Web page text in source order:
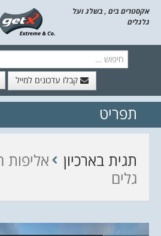
אקסטרים בים , בשלג ועל
גלגלים
קבלו עדכונים למייל
// הצטרף לרשימת
לשלוח לך עדכונים
תפריט
דלג לתוכן
תגית בארכיון
אליפות
גלים